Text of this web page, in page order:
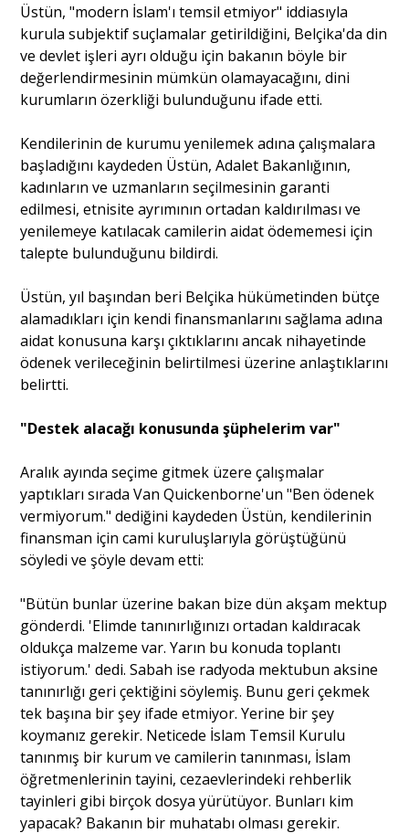
Üstün, "modern İslam'ı temsil etmiyor" iddiasıyla
kurula subjektif suçlamalar getirildiğini, Belçika'da din
ve devlet işleri ayrı olduğu için bakanın böyle bir
değerlendirmesinin mümkün olamayacağını, dini
kurumların özerkliği bulunduğunu ifade etti.
Kendilerinin de kurumu yenilemek adına çalışmalara
başladığını kaydeden Üstün, Adalet Bakanlığının,
kadınların ve uzmanların seçilmesinin garanti
edilmesi, etnisite ayrımının ortadan kaldırılması ve
yenilemeye katılacak camilerin aidat ödememesi için
talepte bulunduğunu bildirdi.
Üstün, yıl başından beri Belçika hükümetinden bütçe
alamadıkları için kendi finansmanlarını sağlama adına
aidat konusuna karşı çıktıklarını ancak nihayetinde
ödenek verileceğinin belirtilmesi üzerine anlaştıklarını
belirtti.
"Destek alacağı konusunda şüphelerim var"
Aralık ayında seçime gitmek üzere çalışmalar
yaptıkları sırada Van Quickenborne'un "Ben ödenek
vermiyorum." dediğini kaydeden Üstün, kendilerinin
finansman için cami kuruluşlarıyla görüştüğünü
söyledi ve şöyle devam etti:
"Bütün bunlar üzerine bakan bize dün akşam mektup
gönderdi. 'Elimde tanınırlığınızı ortadan kaldıracak
oldukça malzeme var. Yarın bu konuda toplantı
istiyorum.' dedi. Sabah ise radyoda mektubun aksine
tanınırlığı geri çektiğini söylemiş. Bunu geri çekmek
tek başına bir şey ifade etmiyor. Yerine bir şey
koymanız gerekir. Neticede İslam Temsil Kurulu
tanınmış bir kurum ve camilerin tanınması, İslam
öğretmenlerinin tayini, cezaevlerindeki rehberlik
tayinleri gibi birçok dosya yürütüyor. Bunları kim
yapacak? Bakanın bir muhatabı olması gerekir.